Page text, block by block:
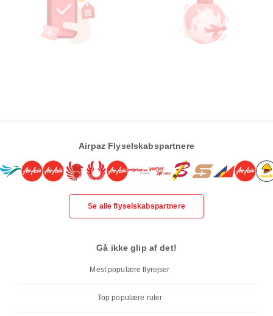
Airpaz Flyselskabspartnere
Se alle flyselskabspartnere
Gå ikke glip af det!
Mest populære flyrejser
Top populære ruter